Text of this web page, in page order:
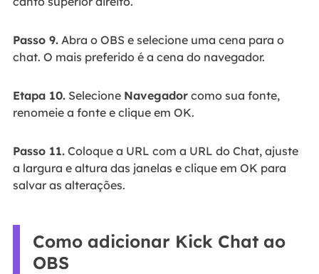
Passo 9.Abra o OBS e selecione uma cena para o
chat. O mais preferido é a cena do navegador.
Etapa 10.Selecione Navegadorcomo sua fonte,
renomeie a fonte e clique em OK.
Passo 11.Coloque a URL com a URL do Chat, ajuste
a largura e altura das janelas e clique em OK para
salvar as alterações.
Como adicionar Kick Chat ao
OBS